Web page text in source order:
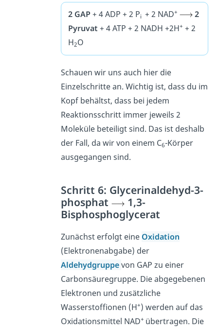
2 GAP + 4 ADP + 2 Pi + 2 NAD+
2
Pyruvat + 4 ATP + 2 NADH +2H+ + 2
H2O
Schauen wir uns auch hier die
Einzelschritte an. Wichtig ist, dass du im
Kopf behältst, dass bei jedem
Reaktionsschritt immer jeweils 2
Moleküle beteiligt sind. Das ist deshalb
der Fall, da wir von einem C6-Körper
ausgegangen sind.
Schritt 6: Glycerinaldehyd-3-
phosphat
1,3-
Bisphosphoglycerat
Zunächst erfolgt eine Oxidation
(Elektronenabgabe) der
Aldehydgruppevon GAP zu einer
Carbonsäuregruppe. Die abgegebenen
Elektronen und zusätzliche
Wasserstoffionen (H+) werden auf das
Oxidationsmittel NAD+ übertragen. Die